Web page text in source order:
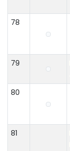
78
79
80
81